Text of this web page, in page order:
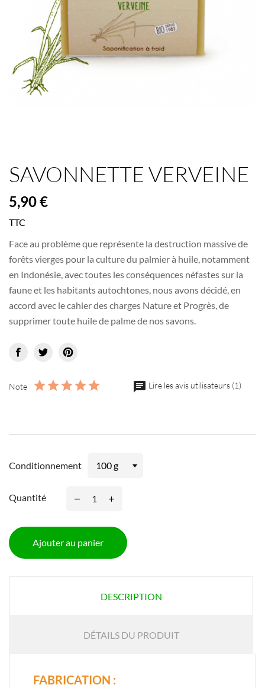
SAVONNETTE VERVEINE
5,90 €
TTC
Face au problème que représente la destruction massive de
forêts vierges pour la culture du palmier à huile, notamment
en Indonésie, avec toutes les conséquences néfastes sur la
faune et les habitants autochtones, nous avons décidé, en
accord avec le cahier des charges Nature et Progrès, de
supprimer toute huile de palme de nos savons.
Note chat Lire les avis utilisateurs (1)
Conditionnement
Quantité
Ajouter au panier
DESCRIPTION
DÉTAILS DU PRODUIT
FABRICATION :